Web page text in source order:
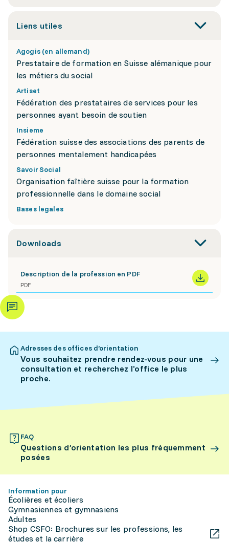
Liens utiles
Agogis (en allemand)
Prestataire de formation en Suisse alémanique pour
les métiers du social
Artiset
Fédération des prestataires de services pour les
personnes ayant besoin de soutien
Insieme
Fédération suisse des associations des parents de
personnes mentalement handicapées
Savoir Social
Organisation faîtière suisse pour la formation
professionnelle dans le domaine social
Bases legales
Downloads
Description de la profession en PDF
PDF
Adresses des offices d’orientation
Vous souhaitez prendre rendez-vous pour une
consultation et recherchez l’office le plus
proche.
FAQ
Questions d’orientation les plus fréquemment
posées
Information pour
Écolières et écoliers
Gymnasiennes et gymnasiens
Adultes
Shop CSFO: Brochures sur les professions, les
études et la carrière